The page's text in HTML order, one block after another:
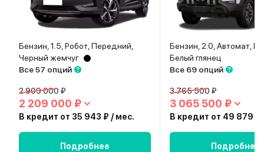
Бензин, 1.5, Робот, Передний,
Черный жемчуг
Все 57 опций
2 909 000 ₽
2 209 000 ₽
В кредит от 35 943 ₽ / мес.
Подробнее
Бензин, 2.0, Автомат,
Белый глянец
Все 69 опций
3 765 500 ₽
3 065 500 ₽
В кредит от 49 879 ₽
Подробнее